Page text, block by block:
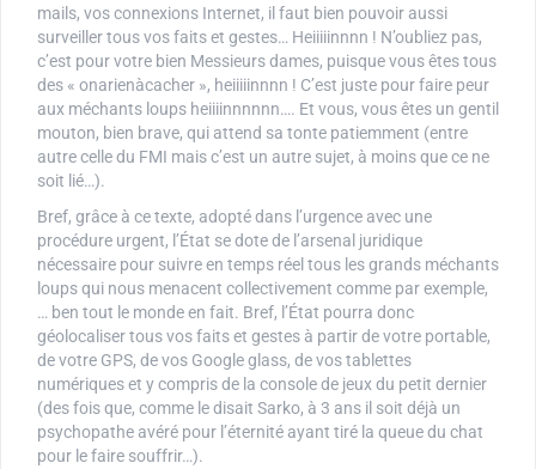
mails, vos connexions Internet, il faut bien pouvoir aussi
surveiller tous vos faits et gestes… Heiiiiinnnn ! N’oubliez pas,
c’est pour votre bien Messieurs dames, puisque vous êtes tous
des « onarienàcacher », heiiiiinnnn ! C’est juste pour faire peur
aux méchants loups heiiiinnnnnn…. Et vous, vous êtes un gentil
mouton, bien brave, qui attend sa tonte patiemment (entre
autre celle du FMI mais c’est un autre sujet, à moins que ce ne
soit lié…).
Bref, grâce à ce texte, adopté dans l’urgence avec une
procédure urgent, l’État se dote de l’arsenal juridique
nécessaire pour suivre en temps réel tous les grands méchants
loups qui nous menacent collectivement comme par exemple,
… ben tout le monde en fait. Bref, l’État pourra donc
géolocaliser tous vos faits et gestes à partir de votre portable,
de votre GPS, de vos Google glass, de vos tablettes
numériques et y compris de la console de jeux du petit dernier
(des fois que, comme le disait Sarko, à 3 ans il soit déjà un
psychopathe avéré pour l’éternité ayant tiré la queue du chat
pour le faire souffrir…).